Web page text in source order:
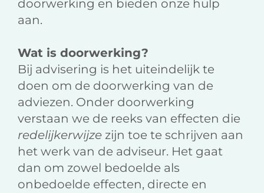
doorwerking en bieden onze hulp
aan.
Wat is doorwerking?
Bij advisering is het uiteindelijk te
doen om de doorwerking van de
adviezen. Onder doorwerking
verstaan we de reeks van effecten die
redelijkerwijze zijn toe te schrijven aan
het werk van de adviseur. Het gaat
dan om zowel bedoelde als
onbedoelde effecten, directe en